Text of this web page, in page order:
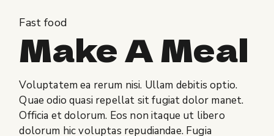
Fast food
Make A Meal
Voluptatem ea rerum nisi. Ullam debitis optio.
Quae odio quasi repellat sit fugiat dolor manet.
Officia et dolorum. Eos non itaque ut libero
dolorum hic voluptas repudiandae. Fugia